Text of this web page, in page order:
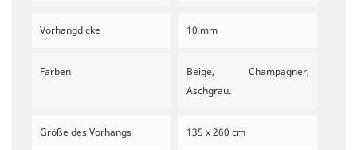
Vorhangdicke 10 mm
Farben
Beige, Champagner,
Aschgrau.
Größe des Vorhangs 135 x 260 cm